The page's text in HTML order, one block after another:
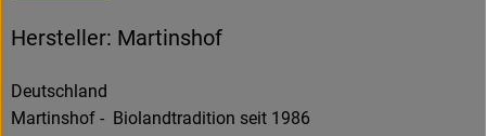
Hersteller: Martinshof
Deutschland
Martinshof - Biolandtradition seit 1986